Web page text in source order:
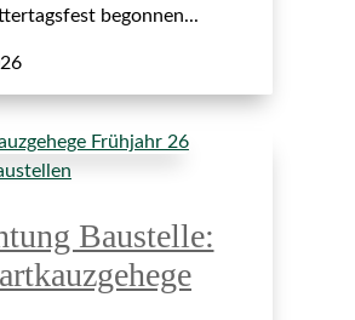
begonnen...
Baustelle: